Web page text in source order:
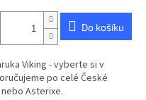
Do košíku
Viking - vyberte si v
po celé České
Asterixe.